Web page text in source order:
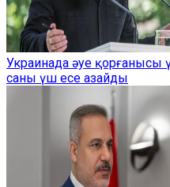
Украинада әуе
саны үш есе азайды